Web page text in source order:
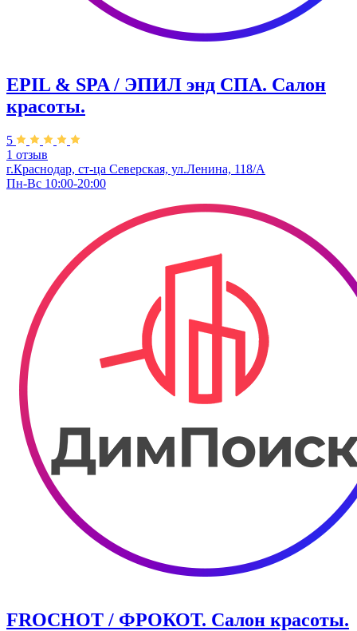
EPIL & SPA / ЭПИЛ энд СПА. Салон
красоты.
5
1 отзыв
г.Краснодар, ст-ца Северская, ул.Ленина, 118/А
Пн-Вс 10:00-20:00
FROCHOT / ФРОКОТ. Салон красоты.